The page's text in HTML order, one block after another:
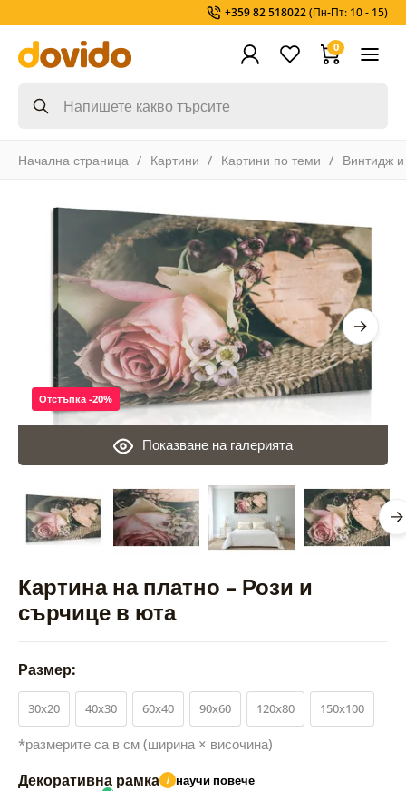
+359 82 518022(Пн-Пт: 10 - 15)
0
Начална страница Картини Картини по теми Винтидж
Картина на платно – Рози и
сърчице в юта
Показване на галерията
Отстъпка -20%
Размер:
30x20 40x30 60x40 90x60 120x80 150x100
*размерите са в см (ширина × височина)
Декоративна рамка i научи повече